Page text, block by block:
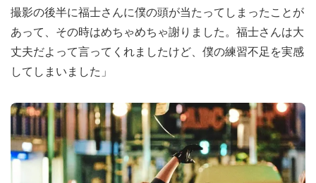
撮影の後半に福士さんに僕の頭が当たってしまったことが
あって、その時はめちゃめちゃ謝りました。福士さんは大
丈夫だよって言ってくれましたけど、僕の練習不足を実感
してしまいました」